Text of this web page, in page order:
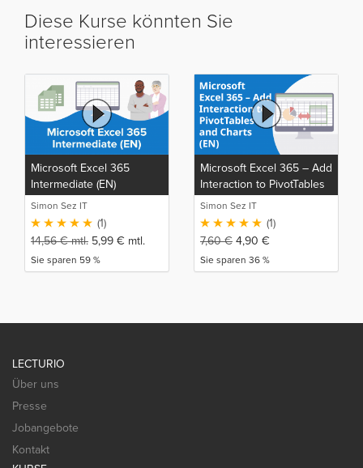
Diese Kurse könnten Sie
interessieren
Microsoft Excel 365
Intermediate (EN)
Simon Sez IT
(1)
14,56€mtl. 5,99 € mtl.
Sie sparen 59 %
Microsoft Excel 365 – Add
Interaction to PivotTables
and Charts (EN)
Simon Sez IT
(1)
7,60€ 4,90 €
Sie sparen 36 %
LECTURIO
Über uns
Presse
Jobangebote
Kontakt